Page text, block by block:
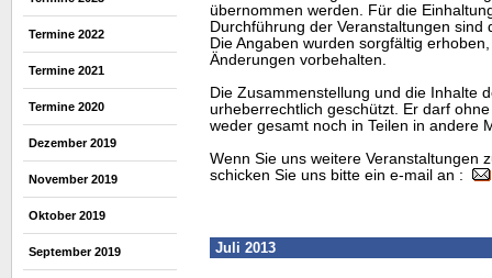
Termine 2022
Termine 2021
Termine 2020
Dezember 2019
November 2019
Oktober 2019
September 2019
übernommen werden. Für die
Durchführung der Veranstaltungen sind
Die Angaben wurden sorgfältig
Änderungen vorbehalten.
Die Zusammenstellung und die Inhalte
urheberrechtlich geschützt. Er darf
weder gesamt noch in Teilen in andere
Wenn Sie uns weitere Veranstaltungen
schicken Sie uns bitte ein e-mail an :
Juli 2013